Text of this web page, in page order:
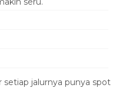
setiap jalurnya punya spot